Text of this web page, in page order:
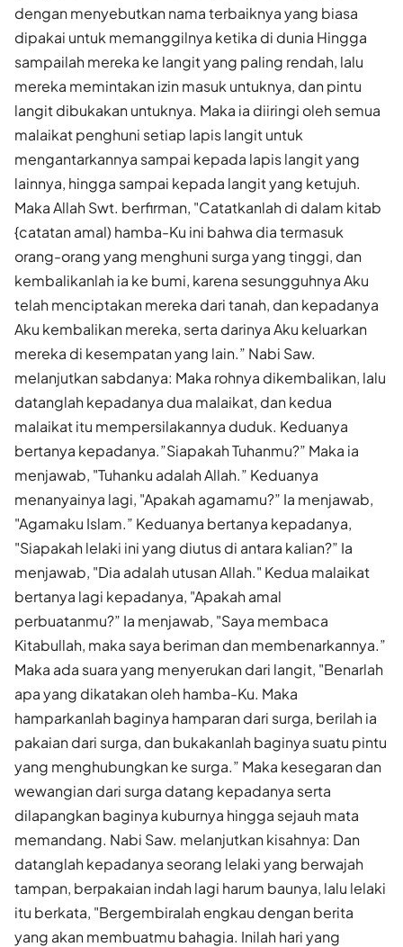
dengan menyebutkan nama terbaiknya yang biasa
dipakai untuk memanggilnya ketika di dunia Hingga
sampailah mereka ke langit yang paling rendah, lalu
mereka memintakan izin masuk untuknya, dan pintu
langit dibukakan untuknya. Maka ia diiringi oleh semua
malaikat penghuni setiap lapis langit untuk
mengantarkannya sampai kepada lapis langit yang
lainnya, hingga sampai kepada langit yang ketujuh.
Maka Allah Swt. berfirman, "Catatkanlah di dalam kitab
{catatan amal) hamba-Ku ini bahwa dia termasuk
orang-orang yang menghuni surga yang tinggi, dan
kembalikanlah ia ke bumi, karena sesungguhnya Aku
telah menciptakan mereka dari tanah, dan kepadanya
Aku kembalikan mereka, serta darinya Aku keluarkan
mereka di kesempatan yang lain.” Nabi Saw.
melanjutkan sabdanya: Maka rohnya dikembalikan, lalu
datanglah kepadanya dua malaikat, dan kedua
malaikat itu mempersilakannya duduk. Keduanya
bertanya kepadanya.”Siapakah Tuhanmu?” Maka ia
menjawab, "Tuhanku adalah Allah.” Keduanya
menanyainya lagi, "Apakah agamamu?” Ia menjawab,
"Agamaku Islam.” Keduanya bertanya kepadanya,
"Siapakah lelaki ini yang diutus di antara kalian?” Ia
menjawab, "Dia adalah utusan Allah." Kedua malaikat
bertanya lagi kepadanya, "Apakah amal
perbuatanmu?” Ia men­jawab, "Saya membaca
Kitabullah, maka saya beriman dan membenarkannya.”
Maka ada suara yang menyerukan dari langit, "Benarlah
apa yang dikatakan oleh hamba-Ku. Maka
hamparkanlah baginya hamparan dari surga, berilah ia
pakaian dari surga, dan bukakanlah baginya suatu pintu
yang menghubungkan ke surga.” Maka kesegaran dan
wewangian dari surga datang kepadanya serta
dilapangkan baginya kuburnya hingga sejauh mata
memandang. Nabi Saw. melanjutkan kisahnya: Dan
datanglah kepadanya seorang lelaki yang berwajah
tampan, berpakaian indah lagi harum baunya, lalu lelaki
itu berkata, "Bergembiralah engkau dengan berita
yang akan membuatmu bahagia. Inilah hari yang